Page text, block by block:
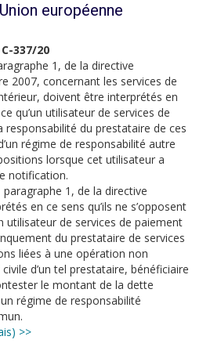
européenne
337/20
1, de la directive
2007, concernant les services de
doivent être interprétés en
qu’un utilisateur de services de
responsabilité du prestataire de ces
régime de responsabilité autre
lorsque cet utilisateur a
notification.
paragraphe 1, de la directive
en ce sens qu’ils ne s’opposent
utilisateur de services de paiement
du prestataire de services
liées à une opération non
d’un tel prestataire, bénéficiaire
le montant de la dette
régime de responsabilité
>>